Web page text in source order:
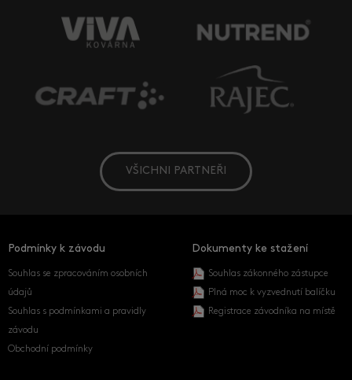
VŠICHNI PARTNEŘI
Podmínky k závodu
Souhlas se zpracováním osobních
údajů
Souhlas s podmínkami a pravidly
závodu
Obchodní podmínky
Dokumenty ke stažení
Souhlas zákonného zástupce
Plná moc k vyzvednutí balíčku
Registrace závodníka na místě